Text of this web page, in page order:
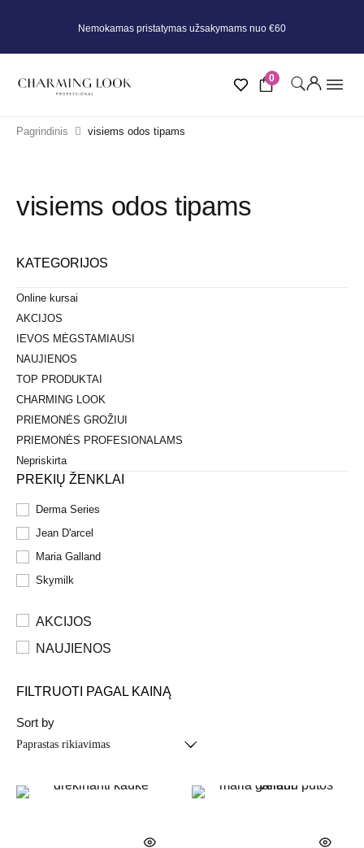
Nemokamas pristatymas užsakymams nuo €60
0
Pagrindinis visiems odos tipams
visiems odos tipams
KATEGORIJOS
Online kursai
AKCIJOS
IEVOS MĖGSTAMIAUSI
NAUJIENOS
TOP PRODUKTAI
CHARMING LOOK
PRIEMONĖS GROŽIUI
PRIEMONĖS PROFESIONALAMS
Nepriskirta
PREKIŲ ŽENKLAI
Derma Series
Jean D'arcel
Maria Galland
Skymilk
AKCIJOS
NAUJIENOS
FILTRUOTI PAGAL KAINĄ
Sort by